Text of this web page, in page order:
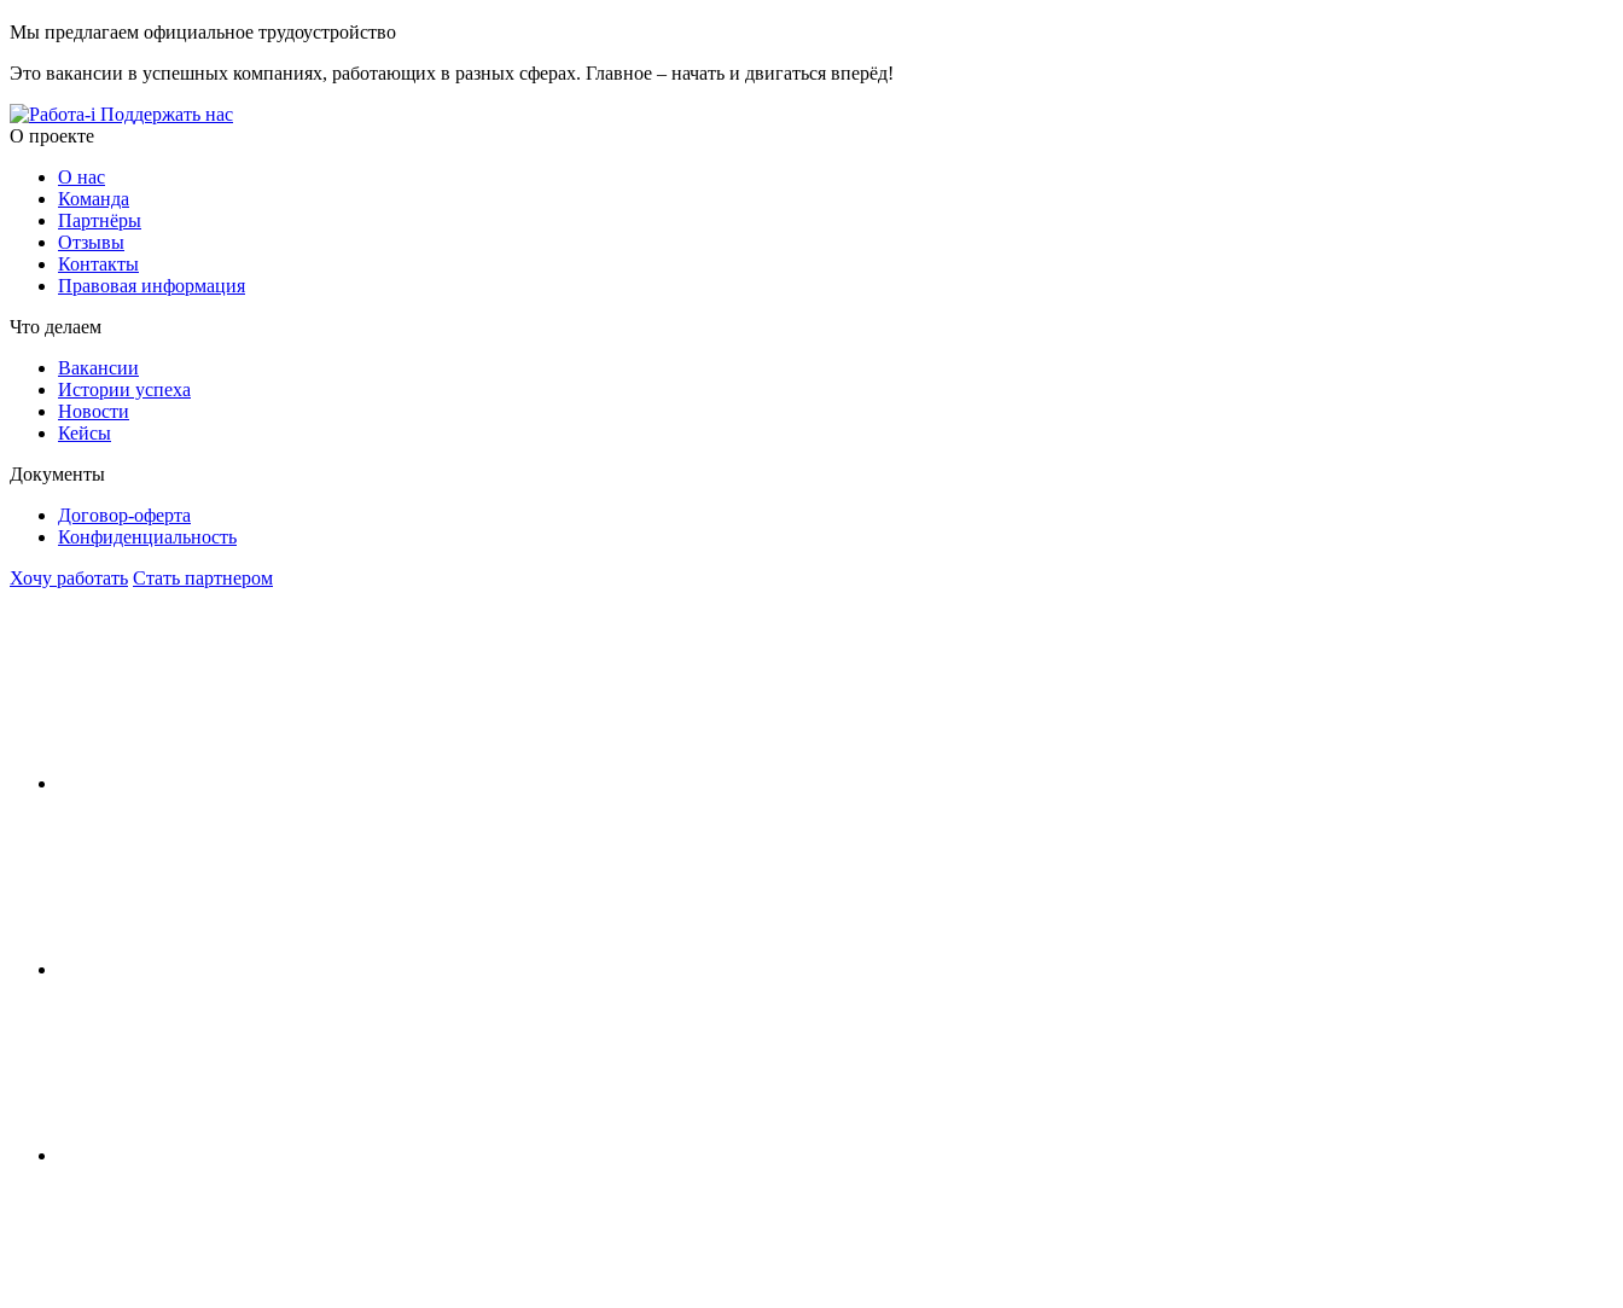
Мы предлагаем официальное трудоустройство
Это вакансии в успешных компаниях, работающих в разных сферах. Главное – начать и двигаться вперёд!
Поддержать нас
O проекте
О нас
Команда
Партнёры
Отзывы
Контакты
Правовая информация
Что делаем
Вакансии
Истории успеха
Новости
Кейсы
Документы
Договор-оферта
Конфиденциальность
Хочу работать Стать партнером